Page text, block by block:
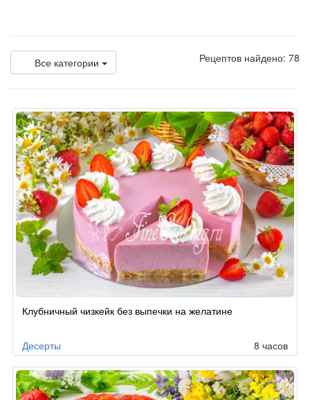
Все категории Рецептов найдено: 78
Клубничный чизкейк без выпечки на желатине
Десерты 8 часов